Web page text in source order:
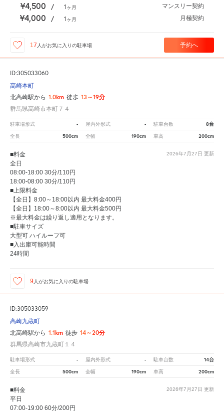
¥4,500 / 1ヶ月 マンスリー契約
¥4,000 / 1ヶ月 月極契約
17 人がお気に入りの駐車場 予約へ
ID:305033060
高崎本町
北高崎駅から 1.0km 徒歩 13～19分
群馬県高崎市本町７４
駐車場形式 - 屋内外形式 - 駐車台数 8台
全長 500cm 全幅 190cm 車高 200cm
2026年7月27日 更新
■料金
全日
08:00-18:00 30分/110円
18:00-08:00 30分/110円
■上限料金
【全日】8:00～18:00以内 最大料金400円
【全日】18:00～8:00以内 最大料金500円
※最大料金は繰り返し適用となります。
■駐車サイズ
大型可 ハイルーフ可
■入出庫可能時間
24時間
9人がお気に入りの駐車場
ID:305033059
高崎九蔵町
北高崎駅から 1.1km 徒歩 14～20分
群馬県高崎市九蔵町１４
駐車場形式 - 屋内外形式 - 駐車台数 14台
全長 500cm 全幅 190cm 車高 200cm
2026年7月27日 更新
■料金
平日
07:00-19:00 60分/200円